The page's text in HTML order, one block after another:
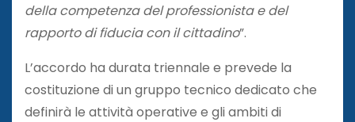
della competenza del professionista e del
rapporto di fiducia con il cittadino”.
L’accordo ha durata triennale e prevede la
costituzione di un gruppo tecnico dedicato che
definirà le attività operative e gli ambiti di